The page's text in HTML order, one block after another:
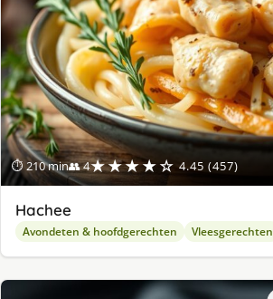
⏱ 210 min👥 4★★★★☆ 4.45 (457)
Hachee
Avondeten & hoofdgerechten Vleesgerechten